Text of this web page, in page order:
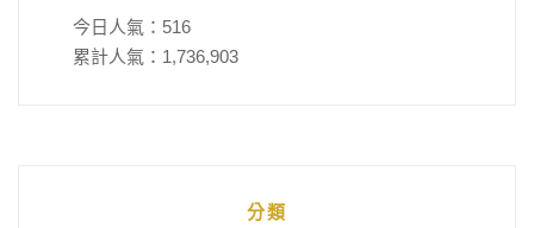
今日人氣： 516
累計人氣： 1,736,903
分類